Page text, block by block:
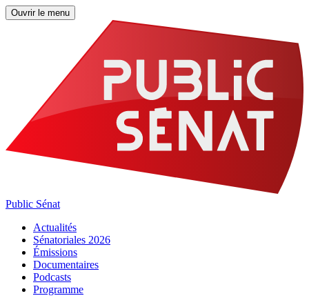
Ouvrir le menu
Public Sénat
Actualités
Sénatoriales 2026
Émissions
Documentaires
Podcasts
Programme